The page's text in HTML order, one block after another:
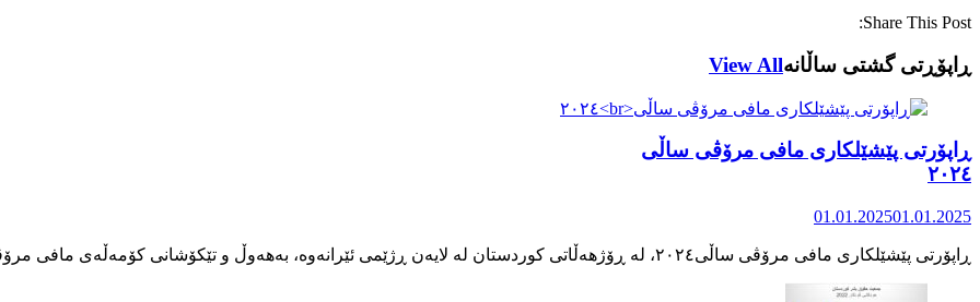
Share This Post:
ڕاپۆڕتی گشتی ساڵانهView All
ڕاپۆرتی پێشێلکاری مافی مرۆڤی ساڵی
٢٠٢٤
01.01.202501.01.2025